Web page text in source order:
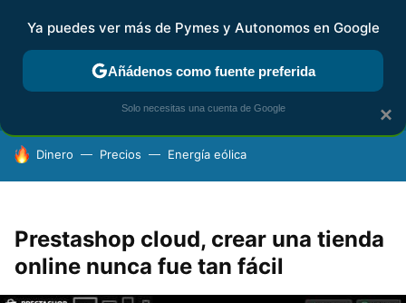
FISCALIDAD Y CONTABILIDAD KIT DIGITAL RENTA
HOY SE HABLA DE
Dinero Precios Energía eólica
Prestashop cloud, crear una tienda
online nunca fue tan fácil
×
Ya puedes ver más de Pymes y Autonomos en Google
Añádenos como fuente preferida
Solo necesitas una cuenta de Google